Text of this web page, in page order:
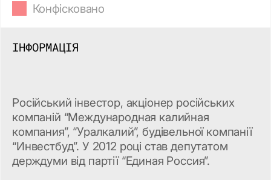
Конфісковано
ІНФОРМАЦІЯ
Російський інвестор, акціонер російських
компаній “Международная калийная
компания”, “Уралкалий”, будівельної компанії
“Инвестбуд”. У 2012 році став депутатом
держдуми від партії “Единая Россия”.